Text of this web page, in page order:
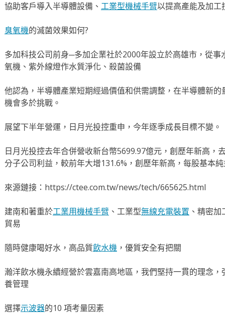
協助客戶導入半導體設備、 工業型機械手臂以提高產能及加工
臭氧機的滅菌效果如何?
多加科技公司前身─多加企業社於2000年設立於高雄市，從
氧機、紫外線燈作水質淨化、殺菌設備
他認為，半導體產業短期經過價值和供需調整，在半導體新
機會多於挑戰。
展望下半年營運，日月光投控重申，今年逐季成長目標不變。
日月光投控去年合併營收新台幣5699.97億元，創歷年新高，
分子公司利益，較前年大增131.6%，創歷年新高，每股基本
來源鏈接：https://ctee.com.tw/news/tech/665625.html
建南和著重於工業用機械手臂、工業型無線充電裝置 、精密
貿易
隨時健康喝好水，高品質飲水機，優質安全有把關
瀚洋飲水機永續經營於雲嘉南高地區，我們堅持一貫的理念
養管理
選擇示波器的10 項考量因素